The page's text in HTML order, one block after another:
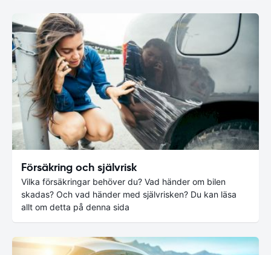
Försäkring och självrisk
Vilka försäkringar behöver du? Vad händer om bilen
skadas? Och vad händer med självrisken? Du kan läsa
allt om detta på denna sida